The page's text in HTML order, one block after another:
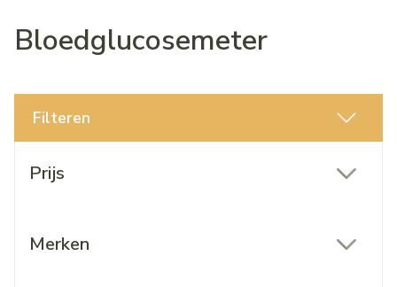
Bloedglucosemeter
Filteren
Prijs
Merken